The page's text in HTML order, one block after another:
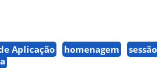
Aplicação homenagem
sessão